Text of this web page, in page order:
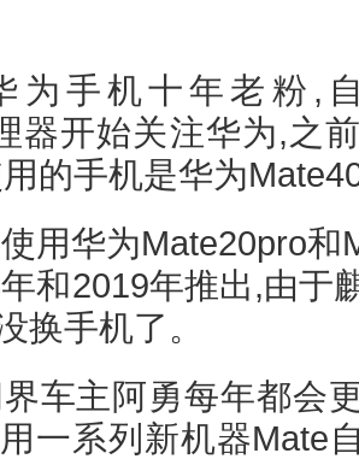
为手机十年老粉,
器开始关注华为,之
的手机是华为
用华为Mate20pro和
和2019年推出,由于
换手机了。
车主阿勇每年都会
一系列新机器Mate